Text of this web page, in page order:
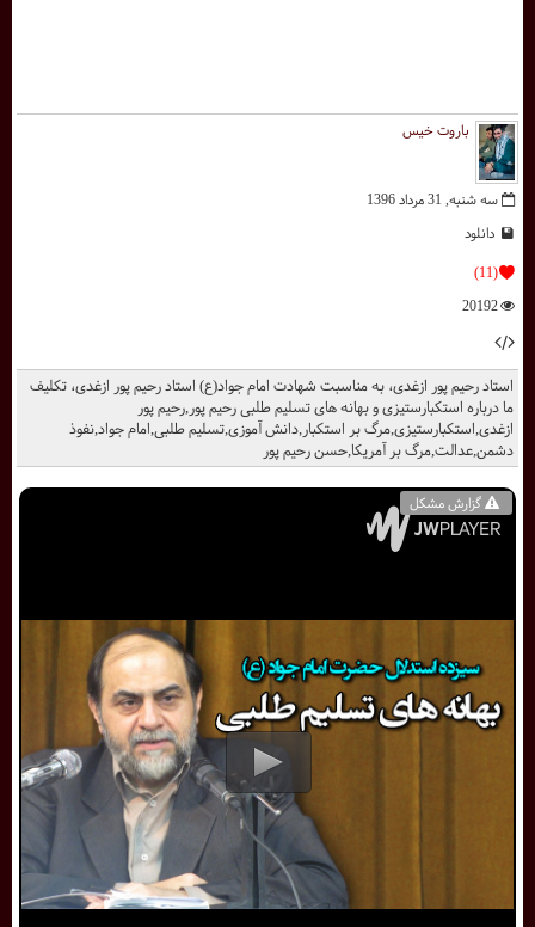
گزارش مشکل
استاد رحیم پور ازغدی، به مناسبت شهادت امام جواد(ع) استاد رحیم پور ازغدی، تکلیف
ما درباره استکبارستیزی و بهانه های تسلیم طلبی رحیم پور,رحیم پور
ازغدی,استکبارستیزی,مرگ بر استکبار,دانش آموزی,تسلیم طلبی,امام جواد,نفوذ
دشمن,عدالت,مرگ بر آمریکا,حسن رحیم پور
باروت خیس
سه شنبه, 31 مرداد 1396
دانلود
(11)
20192